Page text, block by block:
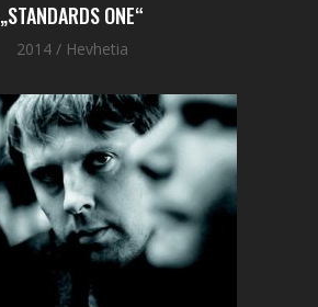
„STANDARDS ONE“
2014 / Hevhetia